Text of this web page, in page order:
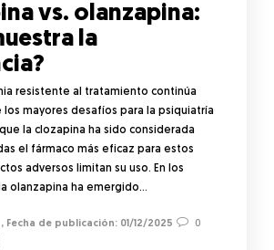
vs. olanzapina:
la
resistente al tratamiento continúa
los mayores desafíos para la psiquiatría
la clozapina ha sido considerada
el fármaco más eficaz para estos
adversos limitan su uso. En los
olanzapina ha emergido…
, 01/12/2025
0